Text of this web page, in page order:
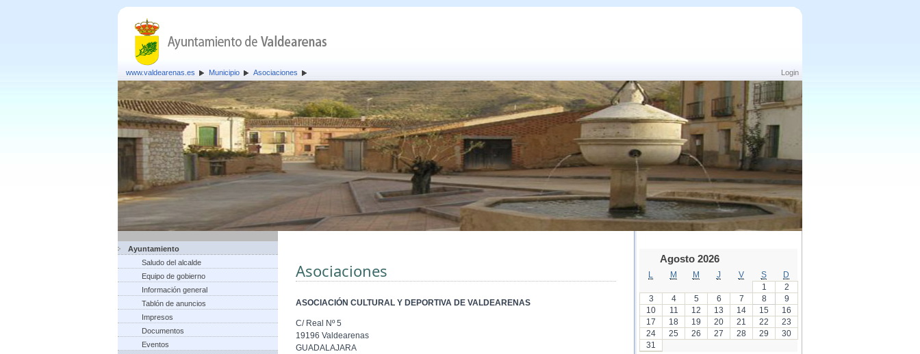
Login
www.valdearenas.es Municipio Asociaciones
Ayuntamiento
Saludo del alcalde
Equipo de gobierno
Información general
Tablón de anuncios
Impresos
Documentos
Eventos
Asociaciones
ASOCIACIÓN CULTURAL Y DEPORTIVA DE VALDEARENAS
C/ Real Nº 5
19196 Valdearenas
GUADALAJARA
Agosto 2026
M M J V S
D
1
2
3
4 5 6 7 8
9
10
11 12 13 14 15
16
17
18 19 20 21 22
23
24
25 26 27 28 29
30
31